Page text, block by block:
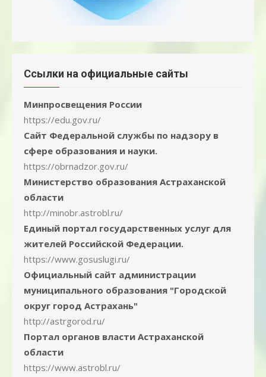
Ссылки на официальные сайты
Минпросвещения России
https://edu.gov.ru/
Сайт Федеральной службы по надзору в
сфере образования и науки.
https://obrnadzor.gov.ru/
Министерство образования Астраханской
области
http://minobr.astrobl.ru/
Единый портал государственных услуг для
жителей Российской Федерации.
https://www.gosuslugi.ru/
Официальный сайт администрации
муниципального образования "Городской
округ город Астрахань"
http://astrgorod.ru/
Портал органов власти Астраханской
области
https://www.astrobl.ru/